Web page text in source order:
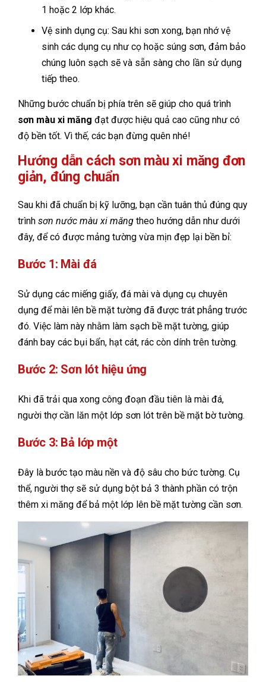
1 hoặc 2 lớp khác.
Vệ sinh dụng cụ: Sau khi sơn xong, bạn nhớ vệ
sinh các dụng cụ như cọ hoặc súng sơn, đảm bảo
chúng luôn sạch sẽ và sẵn sàng cho lần sử dụng
tiếp theo.
Những bước chuẩn bị phía trên sẽ giúp cho quá trình
sơn màu xi măng đạt được hiệu quả cao cũng như có
độ bền tốt. Vì thế, các bạn đừng quên nhé!
Hướng dẫn cách sơn màu xi măng đơn
giản, đúng chuẩn
Sau khi đã chuẩn bị kỹ lưỡng, bạn cần tuân thủ đúng quy
trình sơn nước màu xi măng theo hướng dẫn như dưới
đây, để có được mảng tường vừa mịn đẹp lại bền bỉ:
Bước 1: Mài đá
Sử dụng các miếng giấy, đá mài và dụng cụ chuyên
dụng để mài lên bề mặt tường đã được trát phẳng trước
đó. Việc làm này nhằm làm sạch bề mặt tường, giúp
đánh bay các bụi bẩn, hạt cát, rác còn dính trên tường.
Bước 2: Sơn lót hiệu ứng
Khi đã trải qua xong công đoạn đầu tiên là mài đá,
người thợ cần lăn một lớp sơn lót trên bề mặt bờ tường.
Bước 3: Bả lớp một
Đây là bước tạo màu nền và độ sâu cho bức tường. Cụ
thể, người thợ sẽ sử dụng bột bả 3 thành phần có trộn
thêm xi măng để bả một lớp lên bề mặt tường cần sơn.